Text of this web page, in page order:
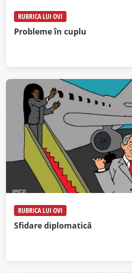
RUBRICA LUI OVI
Probleme în cuplu
RUBRICA LUI OVI
Sfidare diplomatică